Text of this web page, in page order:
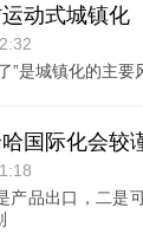
动式城镇化
”是城镇化的主要
国际化会较
产品出口，二是